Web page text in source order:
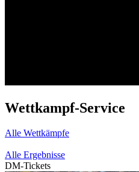
Wettkampf-Service
Alle Wettkämpfe
Alle Ergebnisse
DM-Tickets